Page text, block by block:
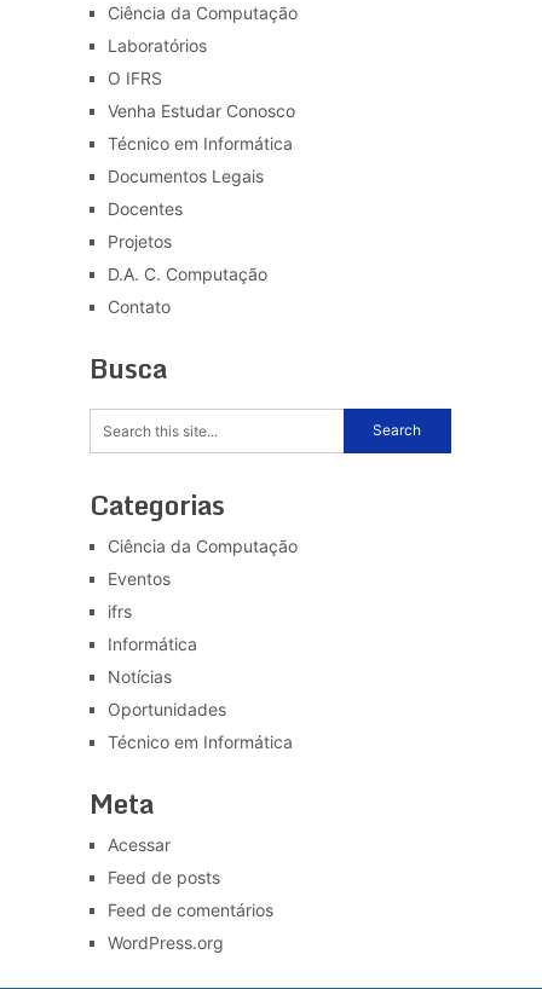
Ciência da Computação
Laboratórios
O IFRS
Venha Estudar Conosco
Técnico em Informática
Documentos Legais
Docentes
Projetos
D.A. C. Computação
Contato
Busca
Categorias
Ciência da Computação
Eventos
ifrs
Informática
Notícias
Oportunidades
Técnico em Informática
Meta
Acessar
Feed de posts
Feed de comentários
WordPress.org